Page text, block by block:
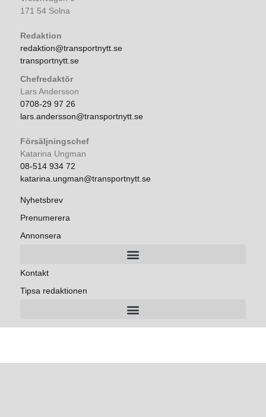
171 54 Solna
Redaktion
redaktion@transportnytt.se
transportnytt.se
Chefredaktör
Lars Andersson
0708-29 97 26
lars.andersson@transportnytt.se
Försäljningschef
Katarina Ungman
08-514 934 72
katarina.ungman@transportnytt.se
Nyhetsbrev
Prenumerera
Annonsera
Kontakt
Tipsa redaktionen